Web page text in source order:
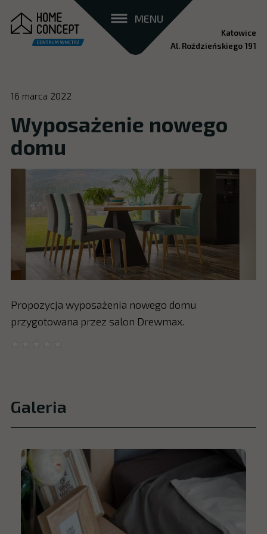
MENU
Katowice
Al. Roździeńskiego 191
16 marca 2022
Wyposażenie nowego
domu
Propozycja wyposażenia nowego domu
przygotowana przez salon Drewmax.
Galeria